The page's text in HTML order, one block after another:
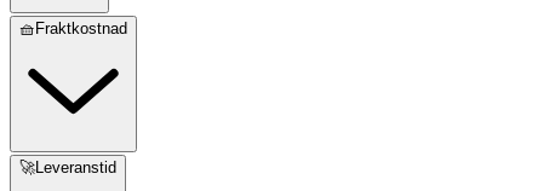
🧺Fraktkostnad
🚀Leveranstid